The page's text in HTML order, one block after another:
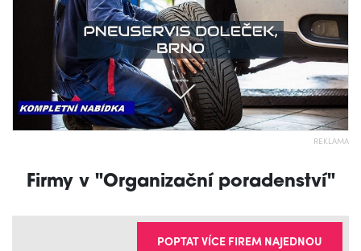
REKLAMA
Firmy v "Organizační poradenství"
POPTAT VÍCE FIREM NAJEDNOU